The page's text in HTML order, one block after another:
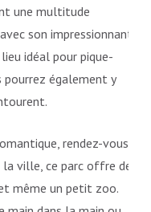
une multitude
son impressionnante
idéal pour pique-
pourrez également y
rendez-vous
ville, ce parc offre des
même un petit zoo.